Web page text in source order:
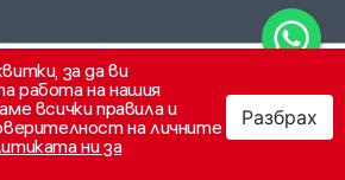
за да ви
работа на нашия
всички правила и
на личните
ни за
Разбрах